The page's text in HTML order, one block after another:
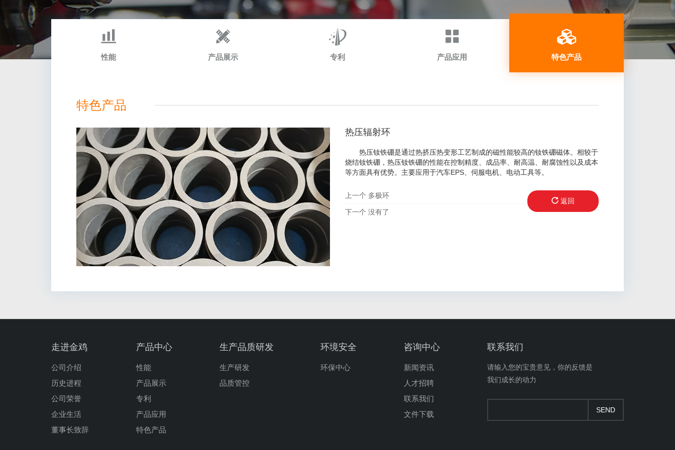
性能 产品展示 专利 产品应用 特色产品
特色产品
热压辐射环
热压钕铁硼是通过热挤压热变形工艺制成的磁性能较高的钕铁硼磁体。相较于
烧结钕铁硼，热压钕铁硼的性能在控制精度、成品率、耐高温、耐腐蚀性以及成本
等方面具有优势。主要应用于汽车EPS、伺服电机、电动工具等。
上一个 多极环
下一个 没有了
返回
走进金鸡
公司介绍
历史进程
公司荣誉
企业生活
董事长致辞
产品中心
性能
产品展示
专利
产品应用
特色产品
生产品质研发
生产研发
品质管控
环境安全
环保中心
咨询中心
新闻资讯
人才招聘
联系我们
文件下载
联系我们
请输入您的宝贵意见，你的反馈是
我们成长的动力
SEND